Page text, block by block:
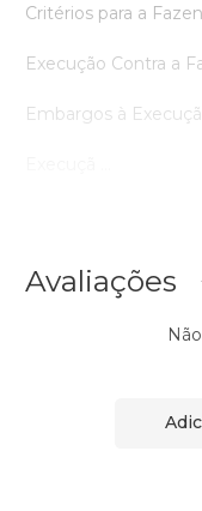
Critérios para a
Execução Contra a
Embargos à
Avaliações